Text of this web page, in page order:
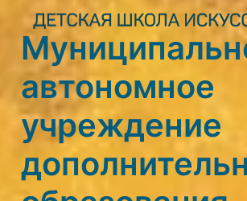
автономное
учреждение